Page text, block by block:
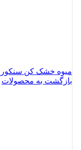
میوه خشک کن سنکور SFD 950SS
بازگشت به محصولات